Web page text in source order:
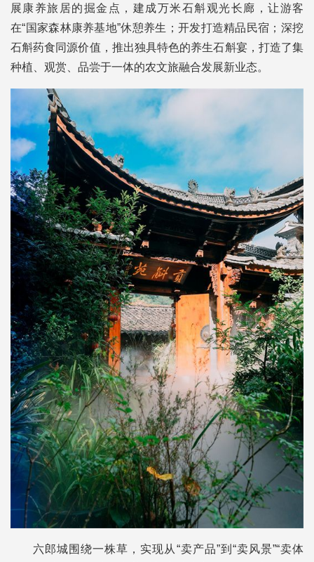
展康养旅居的掘金点，建成万米石斛观光长廊，让游客
在“国家森林康养基地”休憩养生；开发打造精品民宿；深挖
石斛药食同源价值，推出独具特色的养生石斛宴，打造了集
种植、观赏、品尝于一体的农文旅融合发展新业态。
六郎城围绕一株草，实现从“卖产品”到“卖风景”“卖体